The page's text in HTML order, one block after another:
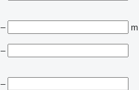
–
m
–
–